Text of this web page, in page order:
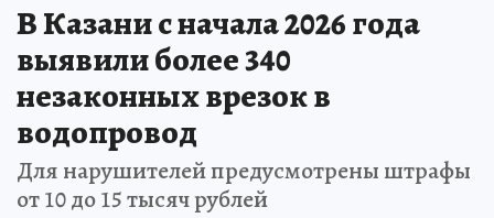
В Казани с начала 2026 года
выявили более 340
незаконных врезок в
водопровод
Для нарушителей предусмотрены штрафы
от 10 до 15 тысяч рублей